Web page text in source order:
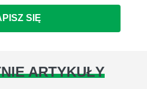
SIĘ
ARTYKUŁY